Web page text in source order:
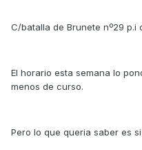
C/batalla de Brunete nº29 p.i
El horario esta semana lo
menos de curso.
Pero lo que queria saber es